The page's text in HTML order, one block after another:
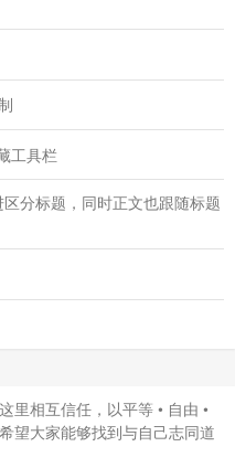
工具栏
分标题，同时正文也跟随标题
里相互信任，以平等 • 自由 •
望大家能够找到与自己志同道